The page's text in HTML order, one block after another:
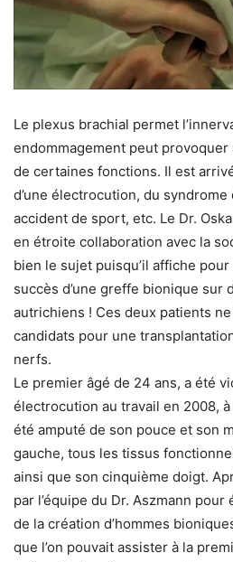
Le plexus brachial permet
endommagement peut
de certaines fonctions. Il est
d’une électrocution, du syndrome
accident de sport, etc. Le Dr.
en étroite collaboration avec la
bien le sujet puisqu’il affiche
succès d’une greffe bionique sur
autrichiens ! Ces deux patients
candidats pour une
nerfs.
Le premier âgé de 24 ans, a été
électrocution au travail en 2008,
été amputé de son pouce et son
gauche, tous les tissus
ainsi que son cinquième doigt.
par l’équipe du Dr. Aszmann
de la création d’hommes
que l’on pouvait assister à la